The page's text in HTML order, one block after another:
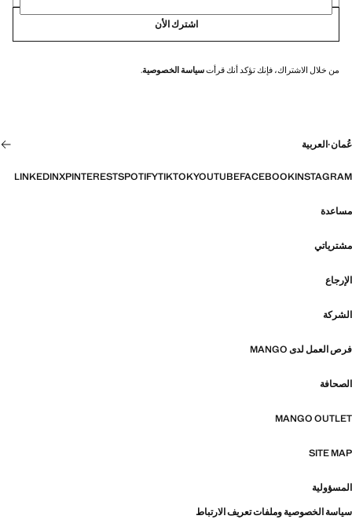
اشترك الأن
من خلال الاشتراك، فإنك تؤكد أنك قرأتسياسة الخصوصية.
عُمان·العربية
INSTAGRAM
FACEBOOK
YOUTUBE
TIKTOK
SPOTIFY
PINTEREST
X
LINKEDIN
مساعدة
مشترياتي
الإرجاع
الشركة
فرص العمل لدى MANGO
الصحافة
MANGO OUTLET
SITE MAP
المسؤولية
سياسة الخصوصية وملفات تعريف الارتباط